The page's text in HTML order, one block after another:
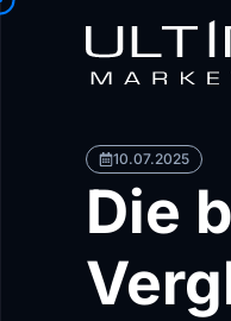
10.07.2025
Die